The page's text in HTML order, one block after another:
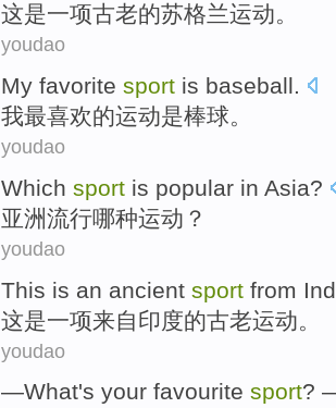
这是一项古老的苏格兰运动。
youdao
My favorite sport is baseball.
我最喜欢的运动是棒球。
youdao
Which sport is popular in Asia?
亚洲流行哪种运动？
youdao
This is an ancient sport from
这是一项来自印度的古老运动。
youdao
—What's your favourite sport?